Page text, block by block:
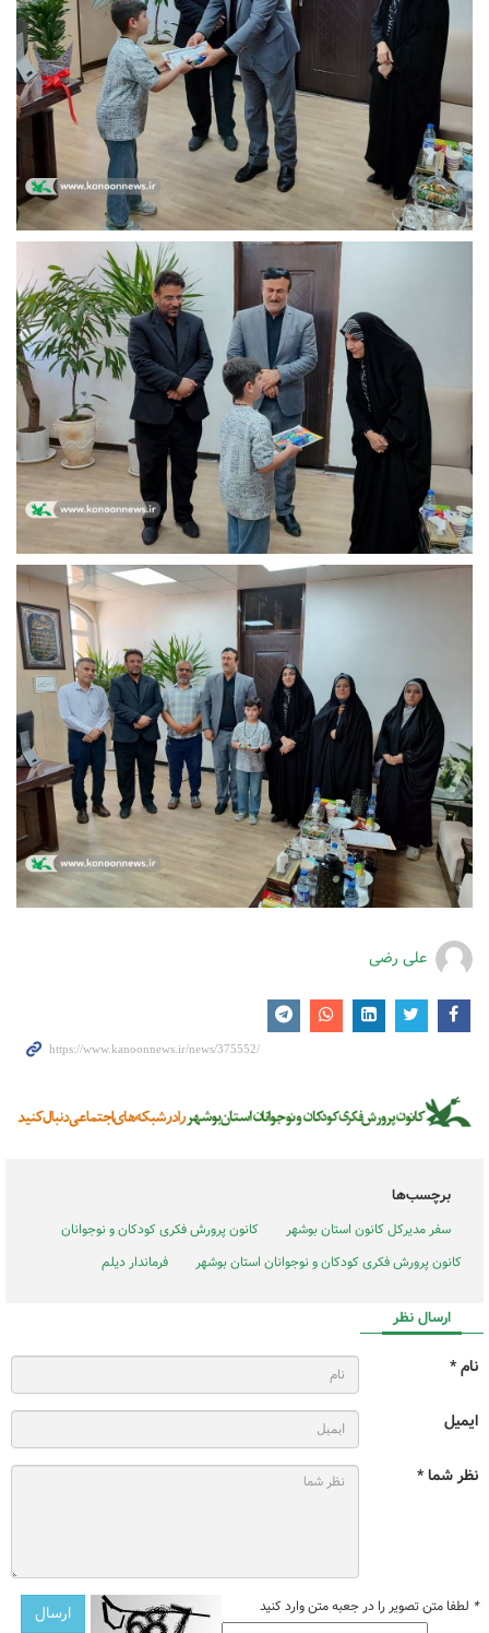
علی رضی
برچسب‌ها
سفر مدیرکل کانون استان بوشهر
کانون پرورش فکری کودکان و نوجوانان
کانون پرورش فکری کودکان و نوجوانان استان بوشهر
فرماندار دیلم
ارسال نظر
نام *
ایمیل
نظر شما *
* لطفا متن تصویر را در جعبه متن وارد کنید